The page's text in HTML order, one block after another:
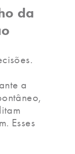
da
a
Esses